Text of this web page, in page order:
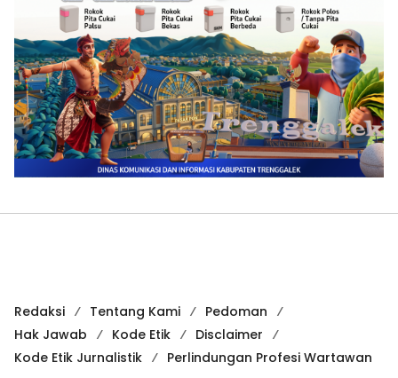
Redaksi Tentang Kami
Pedoman
Hak Jawab
Kode Etik
Disclaimer
Kode Etik Jurnalistik
Perlindungan Profesi Wartawan